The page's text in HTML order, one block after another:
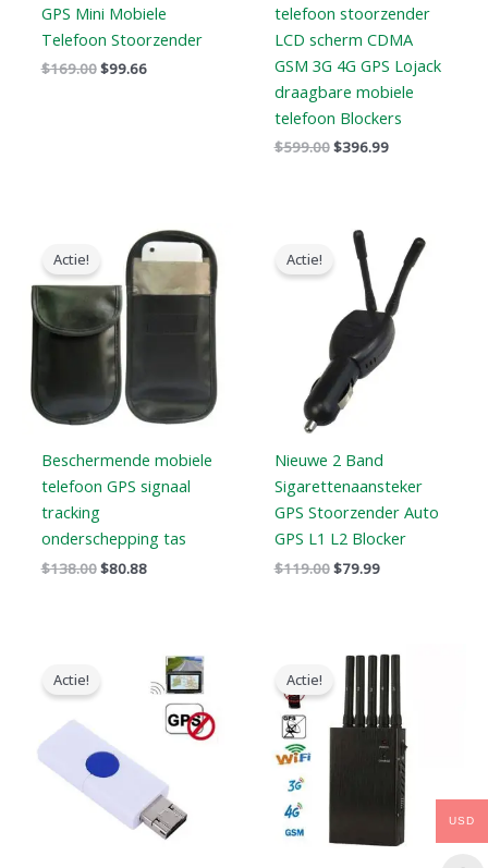
GPS Mini Mobiele
Telefoon Stoorzender
$169.00$99.66
telefoon stoorzender
LCD scherm CDMA
GSM 3G 4G GPS Lojack
draagbare mobiele
telefoon Blockers
$599.00$396.99
Actie!
Beschermende mobiele
telefoon GPS signaal
tracking
onderschepping tas
$138.00
Oorspronkelijke
was:
$138.00.
$80.88
Huidige
prijs
is:
$80.88.
Actie!
Nieuwe 2 Band
Sigarettenaansteker
GPS Stoorzender Auto
GPS L1 L2 Blocker
$119.00
Oorspronkelijke
prijs
was:
$119.00.
$79.99
prijs
$79.99.
Actie!
Oorspronkelijke
Huidige
prijs
is:
$69.69.
Actie!
Oorspronkelijke
prijs
was:
$466.00.
Huidige
prijs
is:
$288.99.
USD